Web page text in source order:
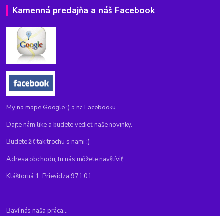
Kamenná predajňa a náš Facebook
My na mape Google :) a na Facebooku.
Dajte nám like a budete vedieť naše novinky.
Budete žiť tak trochu s nami :)
Adresa obchodu, tu nás môžete navštíviť:
Kláštorná 1, Prievidza 971 01
Baví nás naša práca...